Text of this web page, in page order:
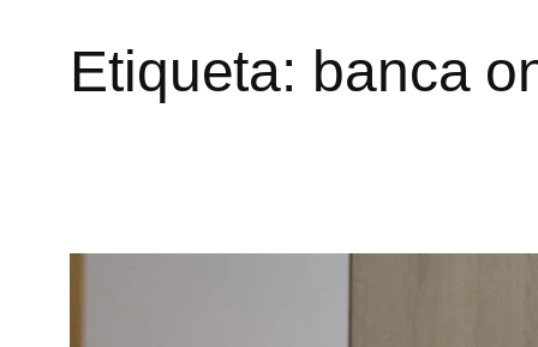
Etiqueta: banca